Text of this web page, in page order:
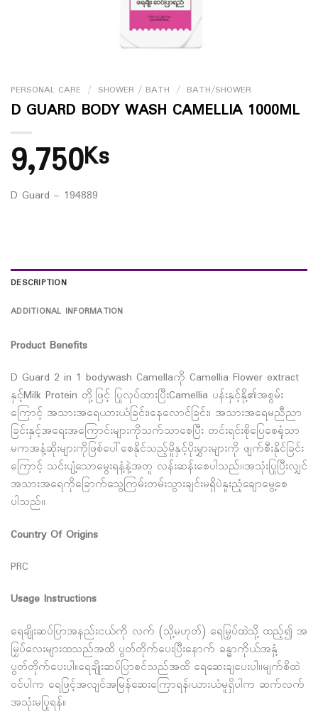
PERSONAL CARE / SHOWER / BATH / BATH/SHOWER
D GUARD BODY WASH CAMELLIA 1000ML
9,750Ks
D Guard – 194889
DESCRIPTION
ADDITIONAL INFORMATION
Product Benefits
D Guard 2 in 1 bodywash Camellaကို Camellia Flower extract
နှင့်Milk Protein တို့ဖြင့် ပြုလုပ်ထားပြီးCamellia ပန်းနှင့်နို့၏အစွမ်း
ကြောင့် အသားအရေယားယံခြင်း၊နေလောင်ခြင်း၊ အသားအရေမညီညာ
ခြင်းနှင့်အရေးအကြောင်းများကိုသက်သာစေပြီး တင်းရင်းစိုပြေစေရုံသာ
မကအနံ့ဆိုးများကိုဖြစ်ပေါ်စေနိုင်သည့်မိူနှင့်ပိုးမွှားများကို ဖျက်စီးနိုင်ခြင်း
ကြောင့် သင်းပျံ့သောမွေးရနံ့နဲ့အတူ လန်းဆန်းစေပါသည်၊၊အသုံးပြုပြီးလျှင်
အသားအရေကိုခြောက်သွေ့ကြမ်းတမ်းသွားချင်းမရှိပဲနူးညံ့ချောမွေ့စေ
ပါသည်၊၊
Country Of Origins
PRC
Usage Instructions
ရေချိုးဆပ်ပြာအနည်းငယ်ကို လက် (သို့မဟုတ်) ရေမြှပ်ထဲသို့ ထည့်၍ အ
မြှပ်လေးများထသည်အထိ ပွတ်တိုက်ပေးပြီးနောက် ခန္ဓာကိုယ်အနှံ့
ပွတ်တိုက်ပေးပါ။ရေချိုးဆပ်ပြာစင်သည်အထိ ရေဆေးချပေးပါ၊၊မျက်စိထဲ
ဝင်ပါက ရေဖြင့်အလျင်အမြန်ဆေးကြောရန်၊ယားယံမူရှိပါက ဆက်လက်
အသုံးမပြုရန်။